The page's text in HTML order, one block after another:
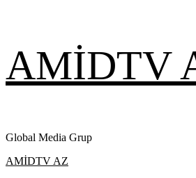
content
AMİDTV
Global Media Grup
Primary
AMİDTV AZ